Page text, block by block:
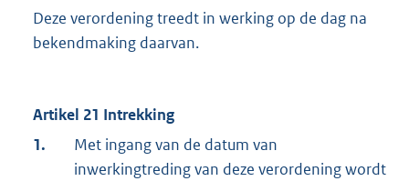
Deze verordening treedt in werking op de dag na
bekendmaking daarvan.
Artikel 21 Intrekking
1.
Met ingang van de datum van
inwerkingtreding van deze verordening wordt